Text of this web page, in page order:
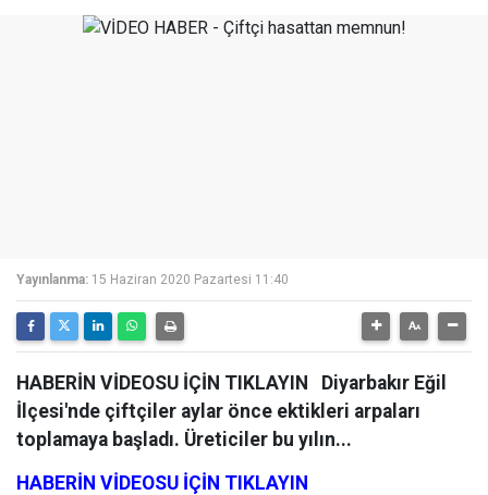
Yayınlanma: 15 Haziran 2020 Pazartesi 11:40
HABERİN VİDEOSU İÇİN TIKLAYIN Diyarbakır Eğil
İlçesi'nde çiftçiler aylar önce ektikleri arpaları
toplamaya başladı. Üreticiler bu yılın...
HABERİN VİDEOSU İÇİN TIKLAYIN